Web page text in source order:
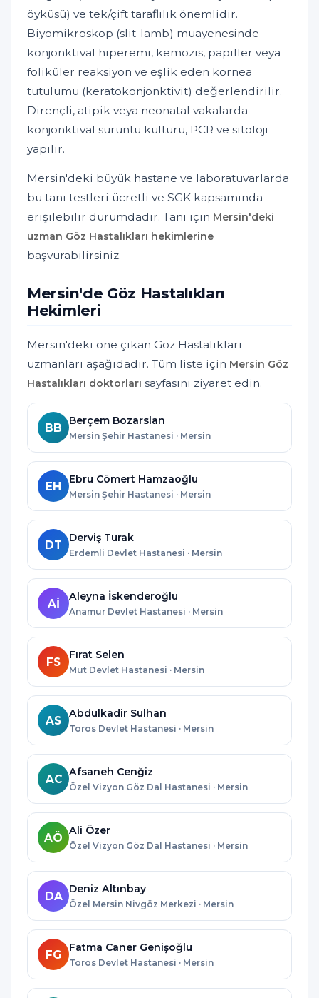
öyküsü) ve tek/çift taraflılık önemlidir.
Biyomikroskop (slit-lamb) muayenesinde
konjonktival hiperemi, kemozis, papiller veya
foliküler reaksiyon ve eşlik eden kornea
tutulumu (keratokonjonktivit) değerlendirilir.
Dirençli, atipik veya neonatal vakalarda
konjonktival sürüntü kültürü, PCR ve sitoloji
yapılır.
Mersin'deki büyük hastane ve laboratuvarlarda
bu tanı testleri ücretli ve SGK kapsamında
erişilebilir durumdadır. Tanı için Mersin'deki
uzman Göz Hastalıkları hekimlerine
başvurabilirsiniz.
Mersin'de Göz Hastalıkları
Hekimleri
Mersin'deki öne çıkan Göz Hastalıkları
uzmanları aşağıdadır. Tüm liste için Mersin Göz
Hastalıkları doktorları sayfasını ziyaret edin.
BB
Berçem Bozarslan
Mersin Şehir Hastanesi · Mersin
EH
Ebru Cömert Hamzaoğlu
Mersin Şehir Hastanesi · Mersin
DT
Derviş Turak
Erdemli Devlet Hastanesi · Mersin
Aİ
Aleyna İskenderoğlu
Anamur Devlet Hastanesi · Mersin
FS
Fırat Selen
Mut Devlet Hastanesi · Mersin
AS
Abdulkadir Sulhan
Toros Devlet Hastanesi · Mersin
AC
Afsaneh Cenğiz
Özel Vizyon Göz Dal Hastanesi · Mersin
AÖ
Ali Özer
Özel Vizyon Göz Dal Hastanesi · Mersin
DA
Deniz Altınbay
Özel Mersin Nivgöz Merkezi · Mersin
FG
Fatma Caner Genişoğlu
Toros Devlet Hastanesi · Mersin